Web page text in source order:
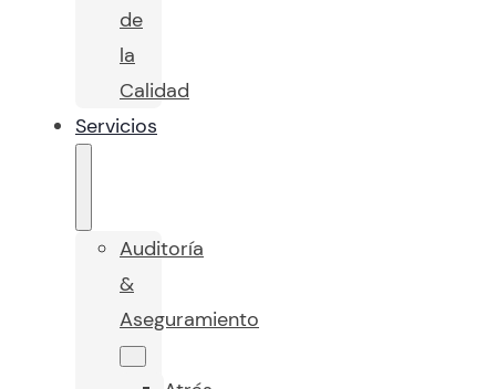
de
la
Calidad
Servicios
Auditoría
&
Aseguramiento